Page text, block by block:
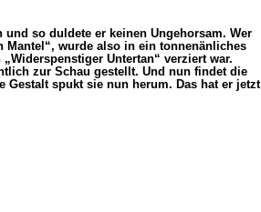
so duldete er keinen Ungehorsam. Wer
Mantel“, wurde also in ein tonnenänliches
Untertan“ verziert war.
zur Schau gestellt. Und nun findet die
Gestalt spukt sie nun herum. Das hat er jetzt